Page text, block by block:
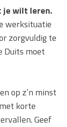
je wilt leren.
werksituatie
zorgvuldig te
Duits moet
op z’n minst
korte
Geef